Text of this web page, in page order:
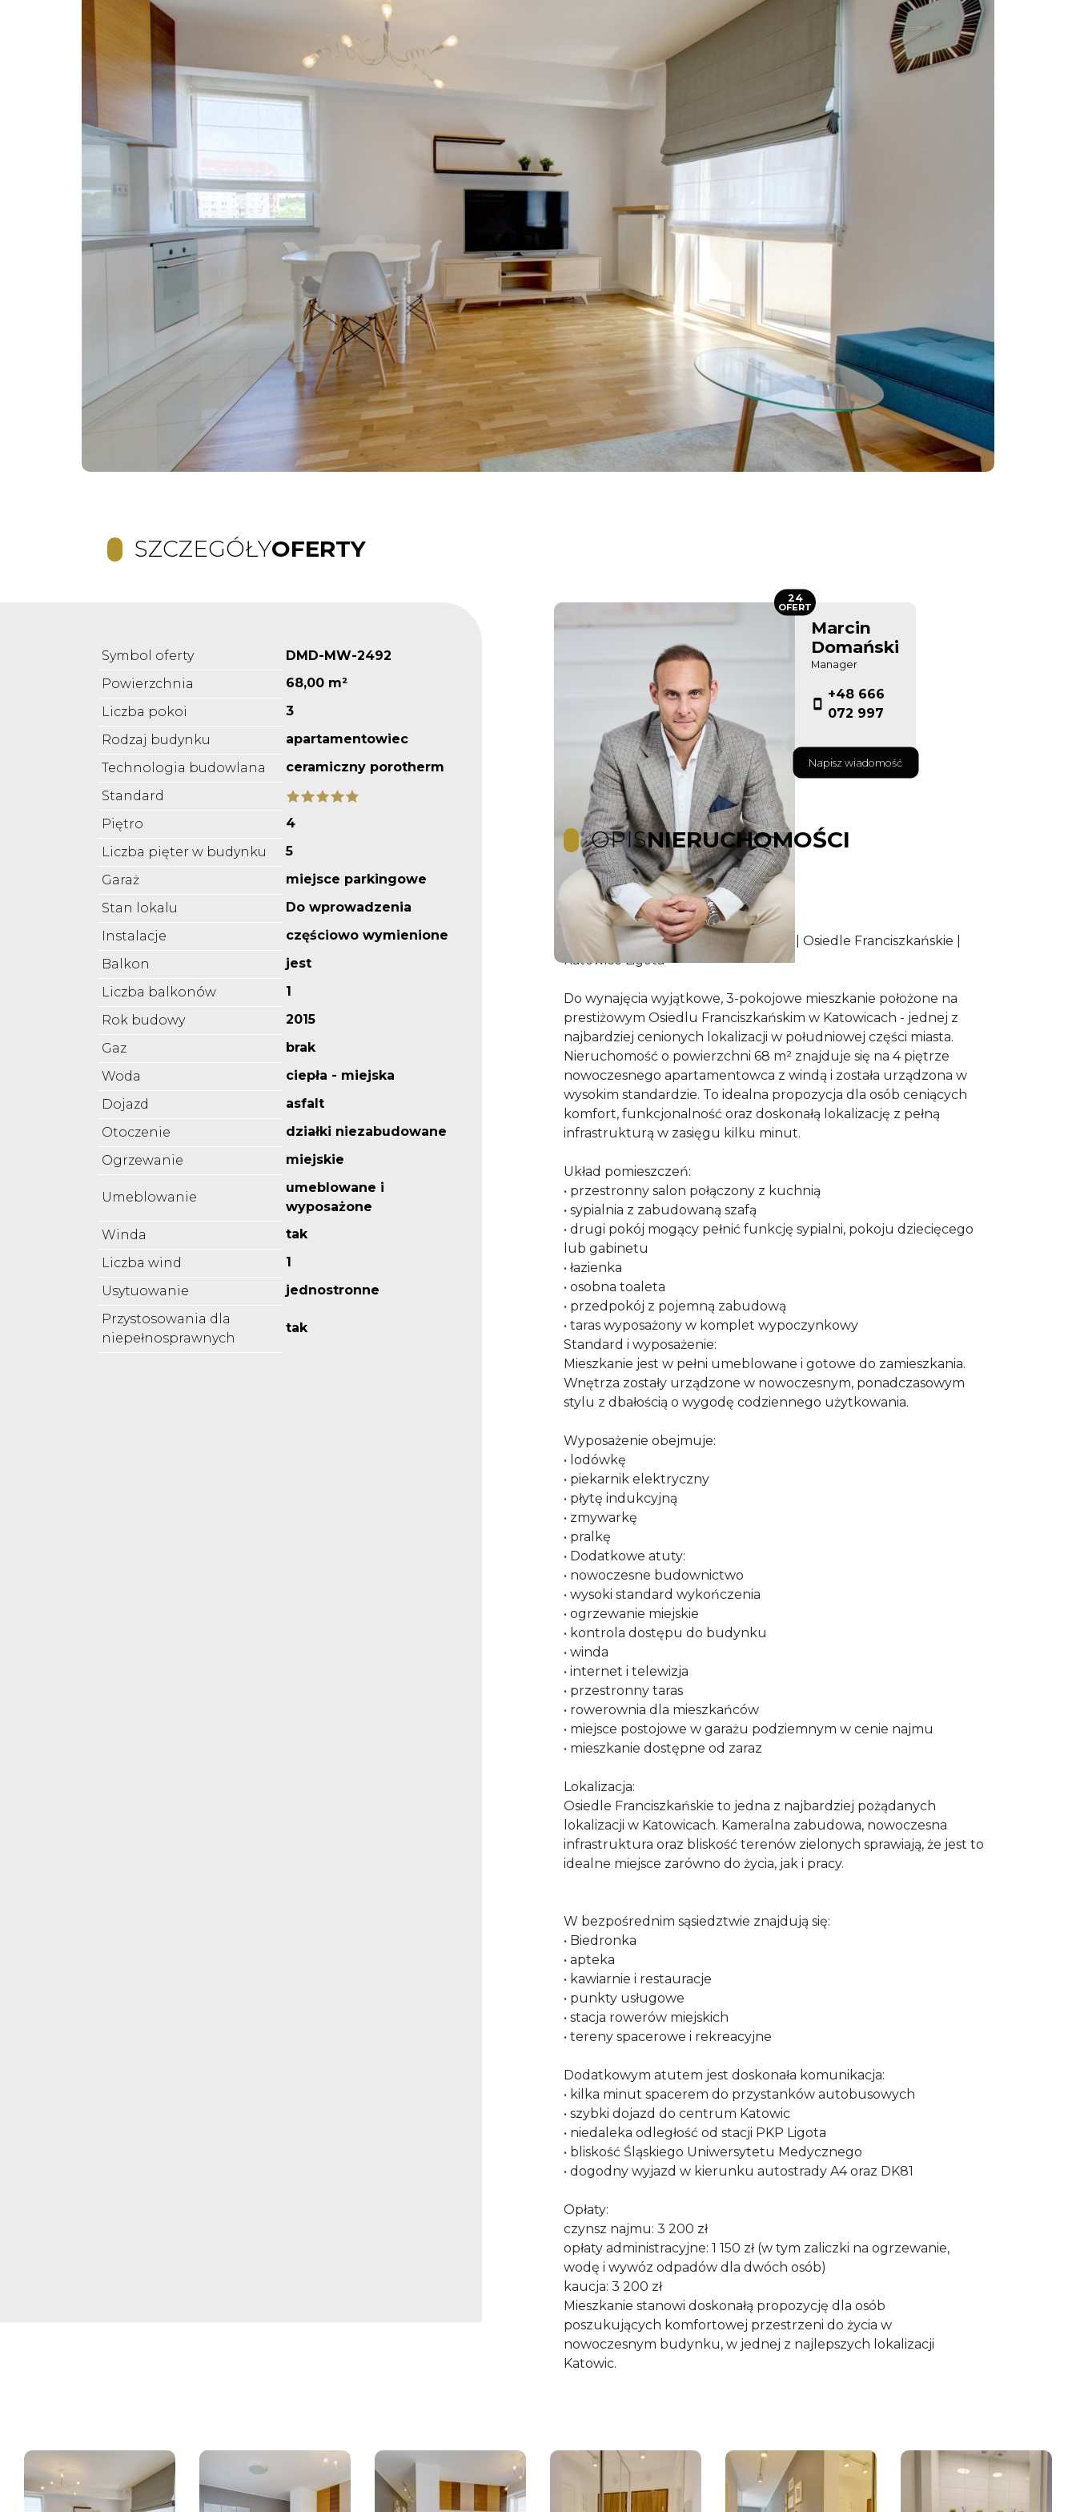
SZCZEGÓŁYOFERTY
Symbol oferty
DMD-MW-2492
Powierzchnia
68,00 m²
Liczba pokoi
3
Rodzaj budynku
apartamentowiec
Technologia budowlana
ceramiczny porotherm
Standard
Piętro
4
Liczba pięter w budynku
5
Garaż
miejsce parkingowe
Stan lokalu
Do wprowadzenia
Instalacje
częściowo wymienione
Balkon
jest
Liczba balkonów
1
Rok budowy
2015
Gaz
brak
Woda
ciepła - miejska
Dojazd
asfalt
Otoczenie
działki niezabudowane
Ogrzewanie
miejskie
Umeblowanie
umeblowane i
wyposażone
Winda
tak
Liczba wind
1
Usytuowanie
jednostronne
Przystosowania dla
niepełnosprawnych
tak
Marcin
Domański
Manager
+48 666
072 997
Napisz wiadomość
24
OFERT
OPISNIERUCHOMOŚCI
!OD KOŃCA SIERPNIA!
3-pokojowe mieszkanie z balkonem | Osiedle Franciszkańskie |
Katowice Ligota
Do wynajęcia wyjątkowe, 3-pokojowe mieszkanie położone na
prestiżowym Osiedlu Franciszkańskim w Katowicach - jednej z
najbardziej cenionych lokalizacji w południowej części miasta.
Nieruchomość o powierzchni 68 m² znajduje się na 4 piętrze
nowoczesnego apartamentowca z windą i została urządzona w
wysokim standardzie. To idealna propozycja dla osób ceniących
komfort, funkcjonalność oraz doskonałą lokalizację z pełną
infrastrukturą w zasięgu kilku minut.
Układ pomieszczeń:
• przestronny salon połączony z kuchnią
• sypialnia z zabudowaną szafą
• drugi pokój mogący pełnić funkcję sypialni, pokoju dziecięcego
lub gabinetu
• łazienka
• osobna toaleta
• przedpokój z pojemną zabudową
• taras wyposażony w komplet wypoczynkowy
Standard i wyposażenie:
Mieszkanie jest w pełni umeblowane i gotowe do zamieszkania.
Wnętrza zostały urządzone w nowoczesnym, ponadczasowym
stylu z dbałością o wygodę codziennego użytkowania.
Wyposażenie obejmuje:
• lodówkę
• piekarnik elektryczny
• płytę indukcyjną
• zmywarkę
• pralkę
• Dodatkowe atuty:
• nowoczesne budownictwo
• wysoki standard wykończenia
• ogrzewanie miejskie
• kontrola dostępu do budynku
• winda
• internet i telewizja
• przestronny taras
• rowerownia dla mieszkańców
• miejsce postojowe w garażu podziemnym w cenie najmu
• mieszkanie dostępne od zaraz
Lokalizacja:
Osiedle Franciszkańskie to jedna z najbardziej pożądanych
lokalizacji w Katowicach. Kameralna zabudowa, nowoczesna
infrastruktura oraz bliskość terenów zielonych sprawiają, że jest to
idealne miejsce zarówno do życia, jak i pracy.
W bezpośrednim sąsiedztwie znajdują się:
• Biedronka
• apteka
• kawiarnie i restauracje
• punkty usługowe
• stacja rowerów miejskich
• tereny spacerowe i rekreacyjne
Dodatkowym atutem jest doskonała komunikacja:
• kilka minut spacerem do przystanków autobusowych
• szybki dojazd do centrum Katowic
• niedaleka odległość od stacji PKP Ligota
• bliskość Śląskiego Uniwersytetu Medycznego
• dogodny wyjazd w kierunku autostrady A4 oraz DK81
Opłaty:
czynsz najmu: 3 200 zł
opłaty administracyjne: 1 150 zł (w tym zaliczki na ogrzewanie,
wodę i wywóz odpadów dla dwóch osób)
kaucja: 3 200 zł
Mieszkanie stanowi doskonałą propozycję dla osób
poszukujących komfortowej przestrzeni do życia w
nowoczesnym budynku, w jednej z najlepszych lokalizacji
Katowic.